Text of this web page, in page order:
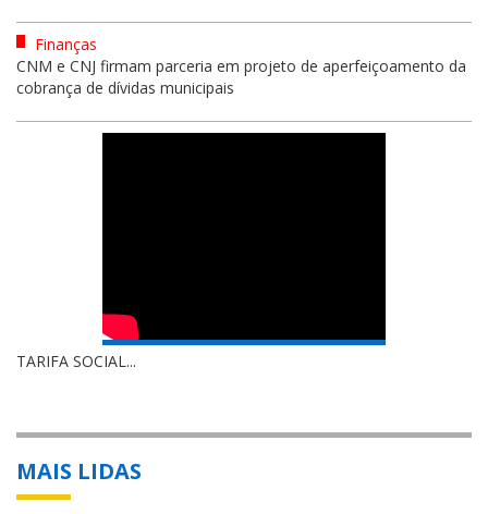
Finanças
CNM e CNJ firmam parceria em projeto de aperfeiçoamento da
cobrança de dívidas municipais
TARIFA SOCIAL...
MAIS LIDAS